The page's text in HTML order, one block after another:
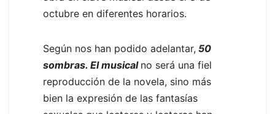
octubre en diferentes horarios.
Según nos han podido adelantar, 50
sombras. El musical no será una fiel
reproducción de la novela, sino más
bien la expresión de las fantasías